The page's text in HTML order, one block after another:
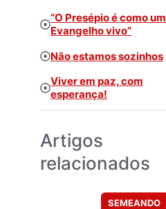
“O Presépio é como um
Evangelho vivo”
Não estamos sozinhos
Viver em paz, com
esperança!
Artigos
relacionados
SEMEANDO